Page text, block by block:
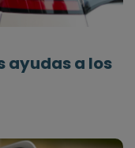
ayudas a los